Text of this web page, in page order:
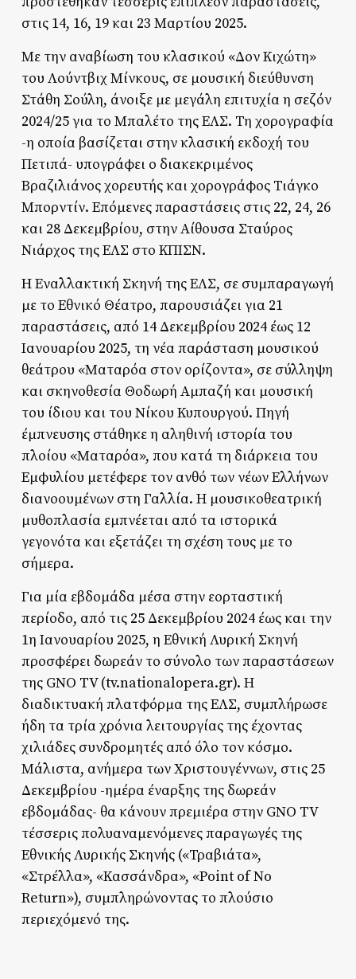
στις 14, 16, 19 και 23 Μαρτίου 2025.
Με την αναβίωση του κλασικού «Δον Κιχώτη»
του Λούντβιχ Μίνκους, σε μουσική διεύθυνση
Στάθη Σούλη, άνοιξε με μεγάλη επιτυχία η σεζόν
2024/25 για το Μπαλέτο της ΕΛΣ. Τη χορογραφία
-η οποία βασίζεται στην κλασική εκδοχή του
Πετιπά- υπογράφει ο διακεκριμένος
Βραζιλιάνος χορευτής και χορογράφος Τιάγκο
Μπορντίν. Επόμενες παραστάσεις στις 22, 24, 26
και 28 Δεκεμβρίου, στην Αίθουσα Σταύρος
Νιάρχος της ΕΛΣ στο ΚΠΙΣΝ.
H Εναλλακτική Σκηνή της ΕΛΣ, σε συμπαραγωγή
με το Εθνικό Θέατρο, παρουσιάζει για 21
παραστάσεις, από 14 Δεκεμβρίου 2024 έως 12
Ιανουαρίου 2025, τη νέα παράσταση μουσικού
θεάτρου «Ματαρόα στον ορίζοντα», σε σύλληψη
και σκηνοθεσία Θοδωρή Αμπαζή και μουσική
του ίδιου και του Νίκου Κυπουργού. Πηγή
έμπνευσης στάθηκε η αληθινή ιστορία του
πλοίου «Ματαρόα», που κατά τη διάρκεια του
Εμφυλίου μετέφερε τον ανθό των νέων Ελλήνων
διανοουμένων στη Γαλλία. Η μουσικοθεατρική
μυθοπλασία εμπνέεται από τα ιστορικά
γεγονότα και εξετάζει τη σχέση τους με το
σήμερα.
Για μία εβδομάδα μέσα στην εορταστική
περίοδο, από τις 25 Δεκεμβρίου 2024 έως και την
1η Ιανουαρίου 2025, η Εθνική Λυρική Σκηνή
προσφέρει δωρεάν το σύνολο των παραστάσεων
της GNO TV (tv.nationalopera.gr). Η
διαδικτυακή πλατφόρμα της ΕΛΣ, συμπλήρωσε
ήδη τα τρία χρόνια λειτουργίας της έχοντας
χιλιάδες συνδρομητές από όλο τον κόσμο.
Μάλιστα, ανήμερα των Χριστουγέννων, στις 25
Δεκεμβρίου -ημέρα έναρξης της δωρεάν
εβδομάδας- θα κάνουν πρεμιέρα στην GNO TV
τέσσερις πολυαναμενόμενες παραγωγές της
Εθνικής Λυρικής Σκηνής («Τραβιάτα»,
«Στρέλλα», «Κασσάνδρα», «Point of No
Return»), συμπληρώνοντας το πλούσιο
περιεχόμενό της.